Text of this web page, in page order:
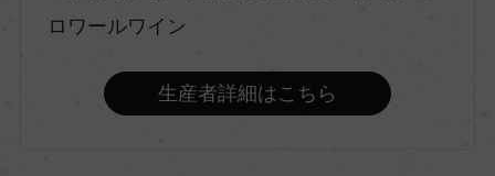
フルボディ
品種（原材料）
ロワールワイン
生産者詳細はこちら